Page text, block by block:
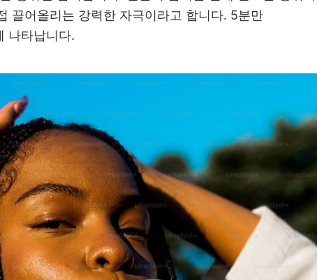
끌어올리는 강력한 자극이라고 합니다. 5분만
나타납니다.